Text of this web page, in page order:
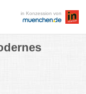
in Konzession von